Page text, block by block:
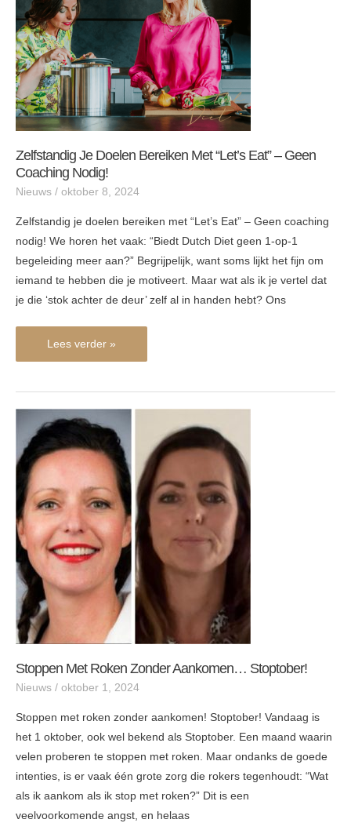
Zelfstandig Je Doelen Bereiken Met “Let’s Eat” – Geen
Coaching Nodig!
Nieuws / oktober 8, 2024
Zelfstandig je doelen bereiken met “Let’s Eat” – Geen coaching
nodig! We horen het vaak: “Biedt Dutch Diet geen 1-op-1
begeleiding meer aan?” Begrijpelijk, want soms lijkt het fijn om
iemand te hebben die je motiveert. Maar wat als ik je vertel dat
je die ‘stok achter de deur’ zelf al in handen hebt? Ons
“Let’s
Eat”
–
Geen
coaching
nodig!
Lees verder »
Stoppen Met Roken Zonder Aankomen… Stoptober!
Nieuws / oktober 1, 2024
Stoppen met roken zonder aankomen! Stoptober! Vandaag is
het 1 oktober, ook wel bekend als Stoptober. Een maand waarin
velen proberen te stoppen met roken. Maar ondanks de goede
intenties, is er vaak één grote zorg die rokers tegenhoudt: “Wat
als ik aankom als ik stop met roken?” Dit is een
veelvoorkomende angst, en helaas
Stoppen
met
roken
aankomen…
Stoptober!